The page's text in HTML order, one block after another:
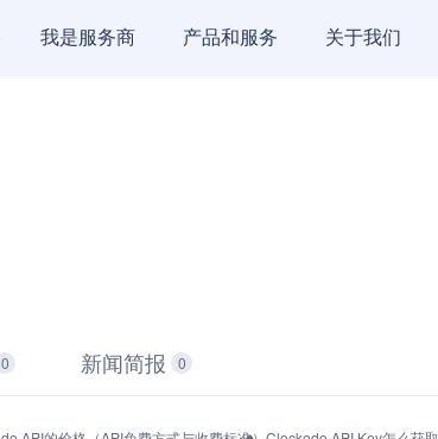
我是服务商 产品和服务 关于我们
0 新闻简报 0